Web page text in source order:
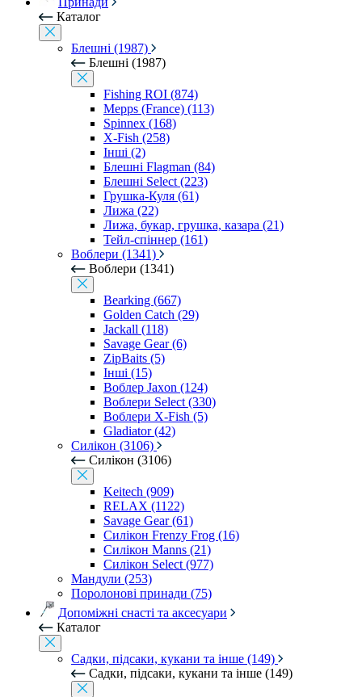
Каталог
Блешні (1987)
Блешні (1987)
Fishing ROI (874)
Mepps (France) (113)
Spinnex (168)
X-Fish (258)
Інші (2)
Блешні Flagman (84)
Блешні Select (223)
Грушка-Куля (61)
Лижа (22)
Лижа, букар, грушка, казара (21)
Тейл-спіннер (161)
Воблери (1341)
Воблери (1341)
Bearking (667)
Golden Catch (29)
Jackall (118)
Savage Gear (6)
ZipBaits (5)
Інші (15)
Воблер Jaxon (124)
Воблери Select (330)
Воблери X-Fish (5)
Gladiator (42)
Силікон (3106)
Силікон (3106)
Keitech (909)
RELAX (1122)
Savage Gear (61)
Силікон Frenzy Frog (16)
Силікон Manns (21)
Силікон Select (977)
Мандули (253)
Поролонові принади (75)
Допоміжні снасті та аксесуари
Каталог
Садки, підсаки, кукани та інше (149)
Садки, підсаки, кукани та інше (149)